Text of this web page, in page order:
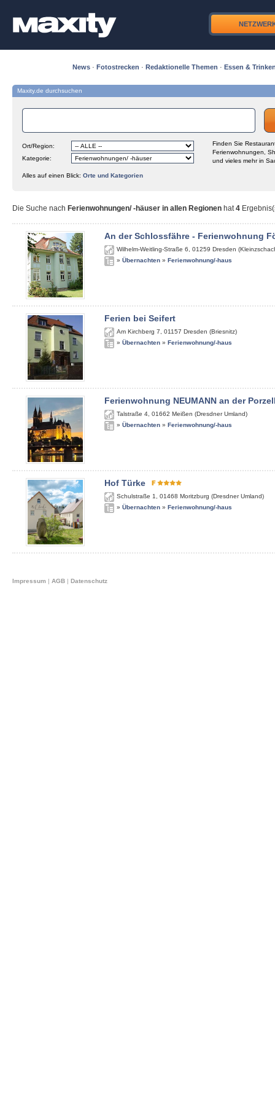
News · Fotostrecken · Redaktionelle Themen · Essen &
Maxity.de durchsuchen
Ort/Region:
Kategorie:
Finden Sie
Ferienwohnungen,
und vieles mehr in
Alles auf einen Blick: Orte und Kategorien
Die Suche nach Ferienwohnungen/ -häuser in allen Regionen hat4
An der Schlossfähre - Ferienwohnung
Wilhelm-Weitling-Straße 6 01259 Dresden
» Übernachten » Ferienwohnung/-haus
Ferien bei Seifert
Am Kirchberg 7 01157 Dresden (Briesnitz)
» Übernachten » Ferienwohnung/-haus
Ferienwohnung NEUMANN an der
Talstraße 4 01662 Meißen (Dresdner Umland)
» Übernachten » Ferienwohnung/-haus
Hof Türke
Schulstraße 1 01468 Moritzburg (Dresdner Umland)
» Übernachten » Ferienwohnung/-haus
Impressum | AGB | Datenschutz